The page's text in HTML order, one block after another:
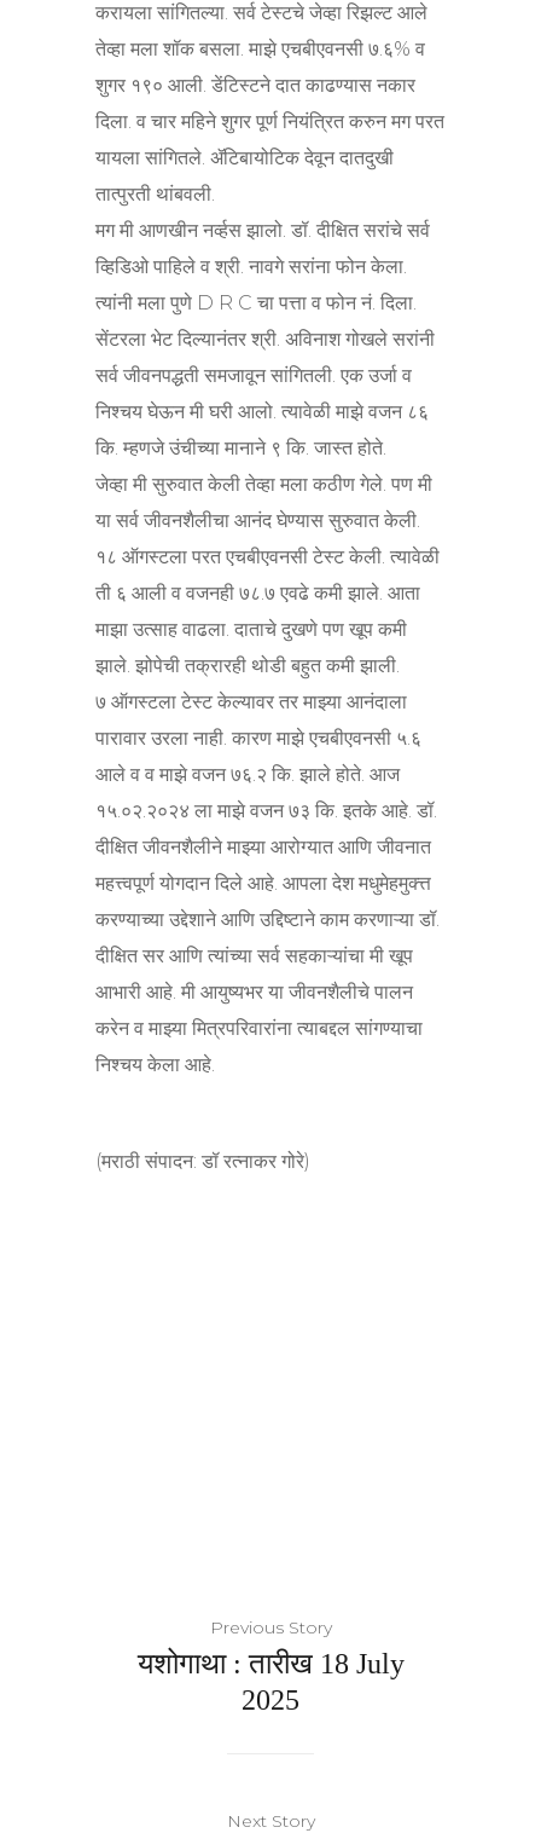
करायला सांगितल्या. सर्व टेस्टचे जेव्हा रिझल्ट आले
तेव्हा मला शॉक बसला. माझे एचबीएवनसी ७.६% व
शुगर १९० आली. डेंटिस्टने दात काढण्यास नकार
दिला. व चार महिने शुगर पूर्ण नियंत्रित करुन मग परत
यायला सांगितले. ॲटिबायोटिक देवून दातदुखी
तात्पुरती थांबवली.
मग मी आणखीन नर्व्हस झालो. डॉ. दीक्षित सरांचे सर्व
व्हिडिओ पाहिले व श्री. नावगे सरांना फोन केला.
त्यांनी मला पुणे D R C चा पत्ता व फोन नं. दिला.
सेंटरला भेट दिल्यानंतर श्री. अविनाश गोखले सरांनी
सर्व जीवनपद्धती समजावून सांगितली. एक उर्जा व
निश्चय घेऊन मी घरी आलो. त्यावेळी माझे वजन ८६
कि. म्हणजे उंचीच्या मानाने ९ कि. जास्त होते.
जेव्हा मी सुरुवात केली तेव्हा मला कठीण गेले. पण मी
या सर्व जीवनशैलीचा आनंद घेण्यास सुरुवात केली.
१८ ऑगस्टला परत एचबीएवनसी टेस्ट केली. त्यावेळी
ती ६ आली व वजनही ७८.७ एवढे कमी झाले. आता
माझा उत्साह वाढला. दाताचे दुखणे पण खूप कमी
झाले. झोपेची तक्रारही थोडी बहुत कमी झाली.
७ ऑगस्टला टेस्ट केल्यावर तर माझ्या आनंदाला
पारावार उरला नाही. कारण माझे एचबीएवनसी ५.६
आले व व माझे वजन ७६.२ कि. झाले होते. आज
१५.०२.२०२४ ला माझे वजन ७३ कि. इतके आहे. डॉ.
दीक्षित जीवनशैलीने माझ्या आरोग्यात आणि जीवनात
महत्त्वपूर्ण योगदान दिले आहे. आपला देश मधुमेहमुक्त्त
करण्याच्या उद्देशाने आणि उद्दिष्टाने काम करणाऱ्या डॉ.
दीक्षित सर आणि त्यांच्या सर्व सहकाऱ्यांचा मी खूप
आभारी आहे. मी आयुष्यभर या जीवनशैलीचे पालन
करेन व माझ्या मित्रपरिवारांना त्याबद्दल सांगण्याचा
निश्चय केला आहे.
(मराठी संपादन: डॉ रत्नाकर गोरे)
Previous Story
यशोगाथा : तारीख 18 July
2025
Next Story